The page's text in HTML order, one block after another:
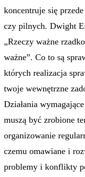
koncentruje się
czy pilnych. Dwight
„Rzeczy ważne
ważne”. Co to są
których realizacja
twoje wewnętrzne
Działania
muszą być zrobione
organizowanie
czemu omawiane i
problemy i konflikty